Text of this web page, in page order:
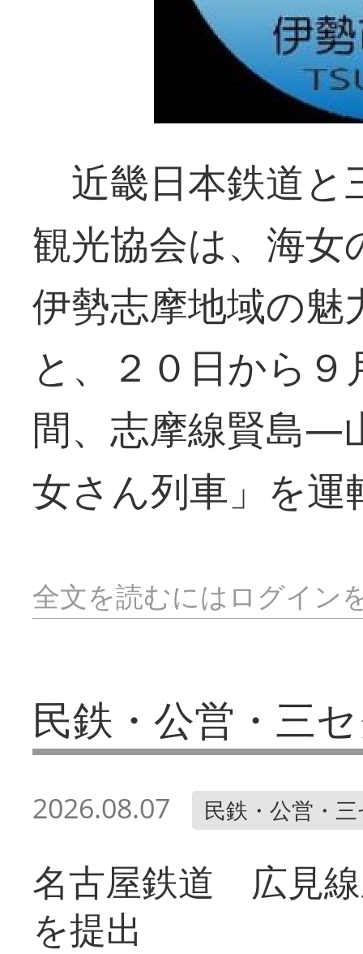
近畿日本鉄道と
観光協会は、海
伊勢志摩地域の
と、２０日から
間、志摩線賢島―
女さん列車」を運
全文を読むにはログイン
民鉄・公営・三
2026.08.07 民鉄・公営・
名古屋鉄道 広見
を提出